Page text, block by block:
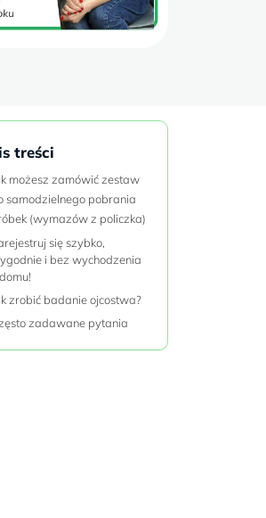
treści
możesz zamówić zestaw
samodzielnego pobrania
(wymazów z policzka)
się szybko,
i bez wychodzenia
zrobić badanie ojcostwa?
zadawane pytania